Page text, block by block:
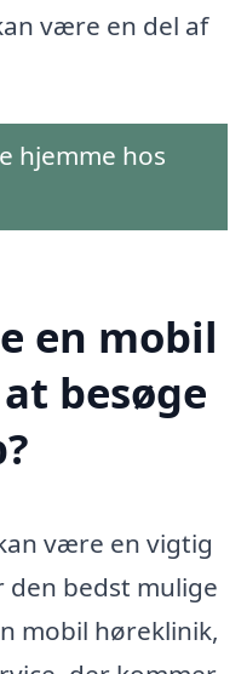
være en del af
hjemme hos
en mobil
besøge
være en vigtig
den bedst mulige
mobil høreklinik,